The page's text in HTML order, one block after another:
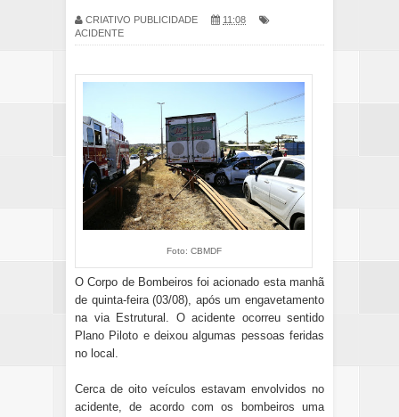
CRIATIVO PUBLICIDADE
11:08
ACIDENTE
Foto: CBMDF
O Corpo de Bombeiros foi acionado esta manhã
de quinta-feira (03/08), após um engavetamento
na via Estrutural. O acidente ocorreu sentido
Plano Piloto e deixou algumas pessoas feridas
no local.
Cerca de oito veículos estavam envolvidos no
acidente, de acordo com os bombeiros uma